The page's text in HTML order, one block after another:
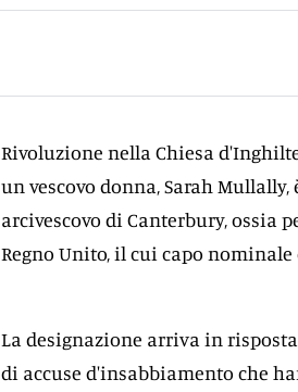
Rivoluzione nella Chiesa
un vescovo donna, Sarah
arcivescovo di Canterbury, ossia
Regno Unito, il cui capo
La designazione arriva in
di accuse d'insabbiamento che